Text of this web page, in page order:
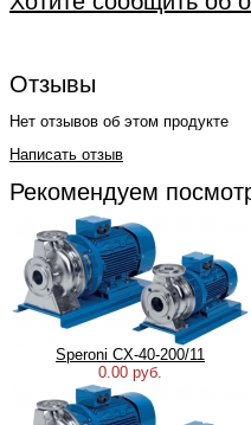
Отзывы
Нет отзывов об этом продукте
Написать отзыв
Рекомендуем
Speroni CX-40-200/11
0.00 руб.